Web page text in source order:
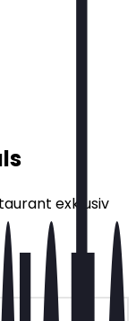
exklusiv